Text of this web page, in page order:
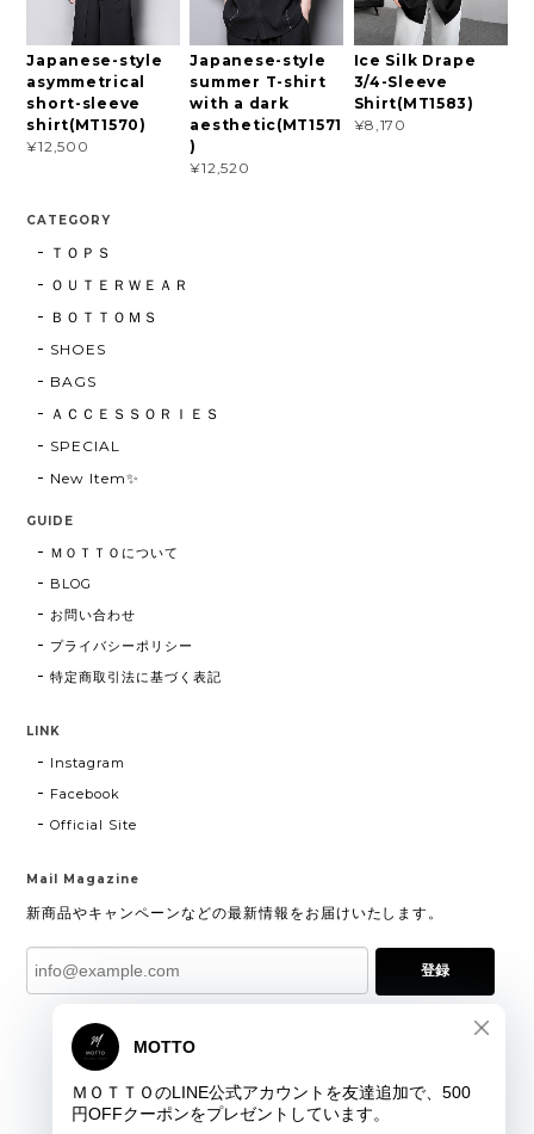
Japanese-style
asymmetrical
short-sleeve
shirt(MT1570)
¥12,500
Japanese-style
summer T-shirt
with a dark
aesthetic(MT1571
)
¥12,520
Ice Silk Drape
3/4-Sleeve
Shirt(MT1583)
¥8,170
CATEGORY
ＴＯＰＳ
ＯＵＴＥＲＷＥＡＲ
ＢＯＴＴＯＭＳ
SHOES
BAGS
ＡＣＣＥＳＳＯＲＩＥＳ
SPECIAL
New Item✨
GUIDE
ＭＯＴＴＯについて
BLOG
お問い合わせ
プライバシーポリシー
特定商取引法に基づく表記
LINK
Instagram
Facebook
Official Site
Mail Magazine
新商品やキャンペーンなどの最新情報をお届けいたします。
登録